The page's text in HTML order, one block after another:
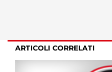
ARTICOLI CORRELATI